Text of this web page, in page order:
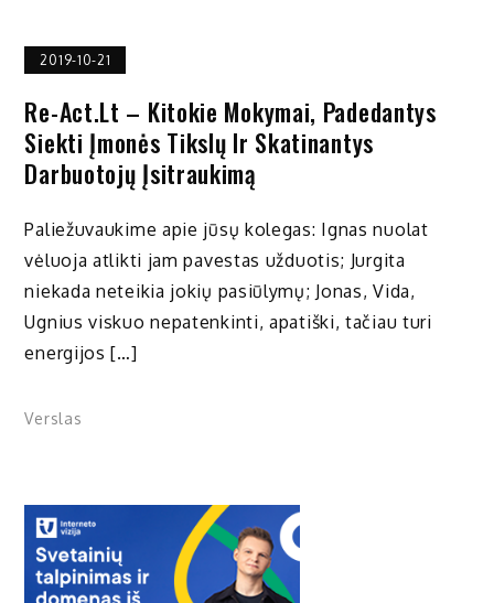
2019-10-21
Re-Act.lt – Kitokie Mokymai, Padedantys
Siekti Įmonės Tikslų Ir Skatinantys
Darbuotojų Įsitraukimą
Paliežuvaukime apie jūsų kolegas: Ignas nuolat
vėluoja atlikti jam pavestas užduotis; Jurgita
niekada neteikia jokių pasiūlymų; Jonas, Vida,
Ugnius viskuo nepatenkinti, apatiški, tačiau turi
energijos […]
Verslas